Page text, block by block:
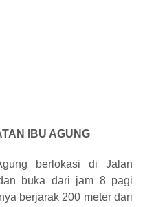
IBU AGUNG
berlokasi di Jalan
buka dari jam 8 pagi
berjarak 200 meter dari